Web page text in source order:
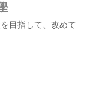
目指して、改めて